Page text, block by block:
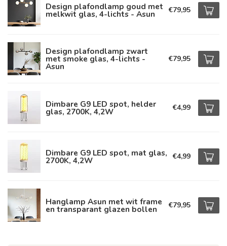
Design plafondlamp goud met
melkwit glas, 4-lichts - Asun €79,95
Design plafondlamp zwart
met smoke glas, 4-lichts -
Asun
€79,95
Dimbare G9 LED spot, helder
glas, 2700K, 4,2W €4,99
Dimbare G9 LED spot, mat glas,
2700K, 4,2W €4,99
Hanglamp Asun met wit frame
en transparant glazen bollen €79,95